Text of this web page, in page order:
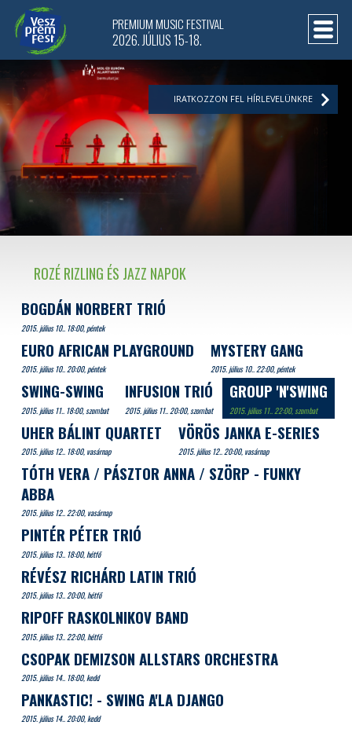
ROZÉ RIZLING ÉS JAZZ NAPOK
BOGDÁN NORBERT TRIÓ
2015. július 10.. 18:00, péntek
EURO AFRICAN PLAYGROUND
2015. július 10.. 20:00, péntek
MYSTERY GANG
2015. július 10.. 22:00, péntek
SWING-SWING
2015. július 11.. 18:00, szombat
INFUSION TRIÓ
2015. július 11.. 20:00, szombat
GROUP 'N'SWING
2015. július 11.. 22:00, szombat
UHER BÁLINT QUARTET
2015. július 12.. 18:00, vasárnap
VÖRÖS JANKA E-SERIES
2015. július 12.. 20:00, vasárnap
TÓTH VERA / PÁSZTOR ANNA / SZÖRP - FUNKY
ABBA
2015. július 12.. 22:00, vasárnap
PINTÉR PÉTER TRIÓ
2015. július 13.. 18:00, hétfő
RÉVÉSZ RICHÁRD LATIN TRIÓ
2015. július 13.. 20:00, hétfő
RIPOFF RASKOLNIKOV BAND
2015. július 13.. 22:00, hétfő
CSOPAK DEMIZSON ALLSTARS ORCHESTRA
2015. július 14.. 18:00, kedd
PANKASTIC! - SWING A'LA DJANGO
2015. július 14.. 20:00, kedd
PREMIUM MUSIC FESTIVAL
2026. JÚLIUS 15-18.
IRATKOZZON FEL HÍRLEVELÜNKRE